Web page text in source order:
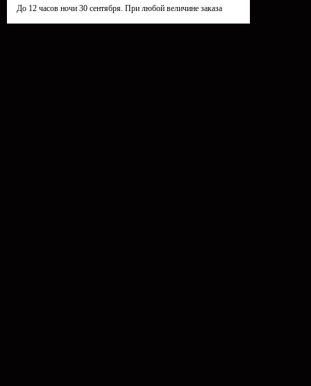
До 12 часов ночи 30 сентября. При любой величине заказа